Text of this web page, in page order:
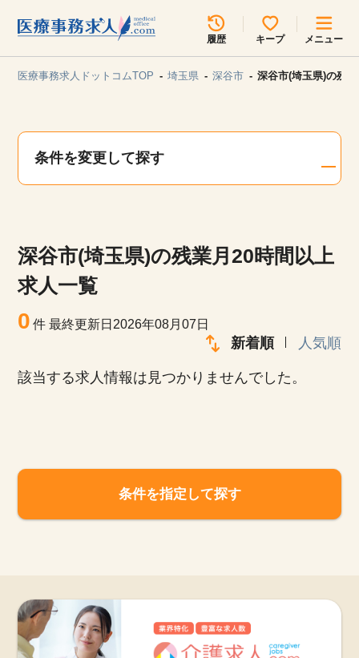
履歴 キープ メニュー
見学会・イベント情報
サイトの使い方
就職サポート
医療事務求人ドットコムTOP 埼玉県 深谷市 深谷市(埼玉県)の残
条件を変更して探す
深谷市(埼玉県)の残業月20時間以上
求人一覧
0 件最終更新日2026年08月07日
新着順 人気順
該当する求人情報は見つかりませんでした。
条件を指定して探す
所在地のエリアを選択してください
各支店担当よりご連絡させていただきます。
関東
甲信越・北陸 中国・四国
九州・沖縄